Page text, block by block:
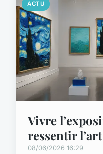
ACTU
Vivre
ressentir
08/06/2026 16:29